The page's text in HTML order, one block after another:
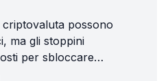
possono
ma gli stoppini
per sbloccare
a leggere questi